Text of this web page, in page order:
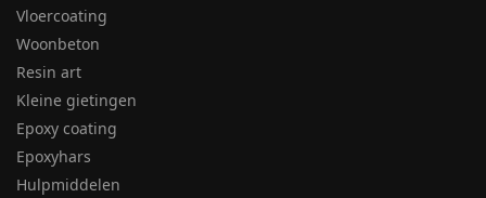
Vloercoating
Woonbeton
Resin art
Kleine gietingen
Epoxy coating
Epoxyhars
Hulpmiddelen